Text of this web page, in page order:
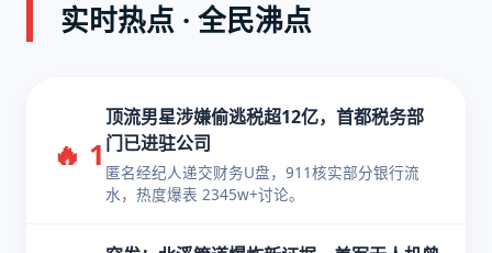
实时热点 · 全民沸点
🔥 1
顶流男星涉嫌偷逃税超12亿，首都税务部
门已进驻公司
匿名经纪人递交财务U盘，911核实部分银行流
水，热度爆表 2345w+讨论。